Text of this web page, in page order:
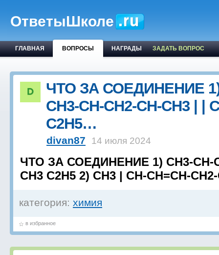
ОтветыШколе
ГЛАВНАЯ ВОПРОСЫ НАГРАДЫ ЗАДАТЬ ВОПРОС
ЧТО ЗА СОЕДИНЕНИЕ
CH3-CH-CH2-CH-CH3 | |
C2H5…
divan87 14 июля 2024
ЧТО ЗА СОЕДИНЕНИЕ 1) CH3-CH-
CH3 C2H5 2) CH3 | CH-CH=CH-
категория: химия
в избранное